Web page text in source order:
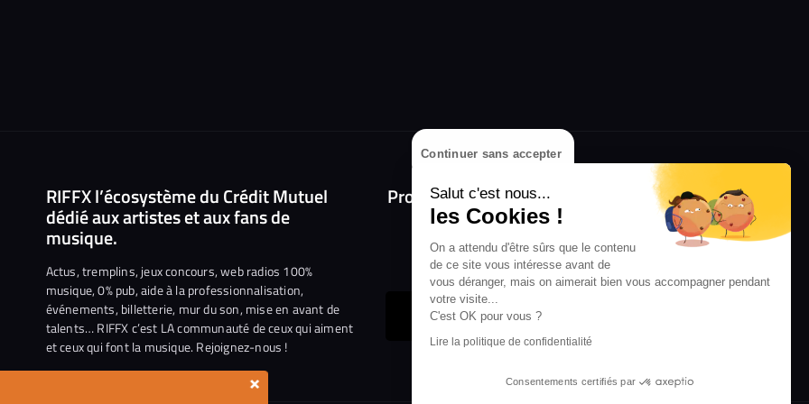
Continuer sans accepter
Salut c'est nous...
les Cookies !
On a attendu d'être sûrs que le contenu
de ce site vous intéresse avant de
vous déranger, mais on aimerait bien vous accompagner pendant
votre visite...
C'est OK pour vous ?
Lire la politique de confidentialité
Consentements certifiés par
RIFFX l’écosystème du Crédit Mutuel
dédié aux artistes et aux fans de
musique.
Actus, tremplins, jeux concours, web radios 100%
musique, 0% pub, aide à la professionnalisation,
événements, billetterie, mur du son, mise en avant de
talents… RIFFX c’est LA communauté de ceux qui aiment
et ceux qui font la musique. Rejoignez-nous !
Prolongez l'expérience avec l'application
RIFFX !
Disponible sur l'App Store et Google Play
×